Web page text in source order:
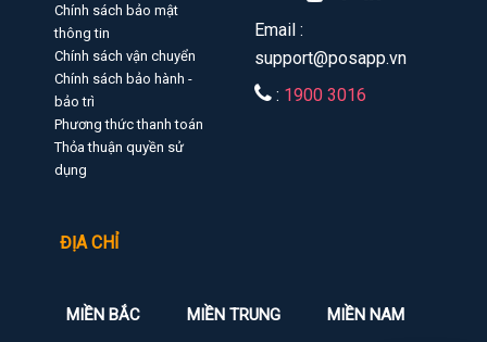
Chính sách bảo mật
thông tin
Chính sách vận chuyển
Chính sách bảo hành -
bảo trì
Phương thức thanh toán
Thỏa thuận quyền sử
dụng
Email :
support@posapp.vn
: 1900 3016
ĐỊA CHỈ
MIỀN BẮC MIỀN TRUNG MIỀN NAM